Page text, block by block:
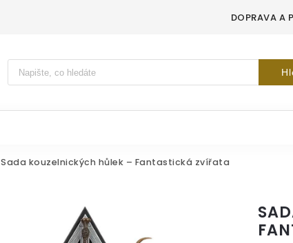
DOPRAVA A
Vyhledávání
Sada kouzelnických hůlek – Fantastická zvířata